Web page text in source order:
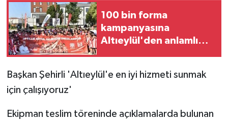
100 bin forma
kampanyasına
Altıeylül'den anlamlı
Başkan Şehirli 'Altıeylül'e en iyi hizmeti sunmak
için çalışıyoruz'
Ekipman teslim töreninde açıklamalarda bulunan
SPOR HABERLERİ
TEKNOLOJİ
Turizm